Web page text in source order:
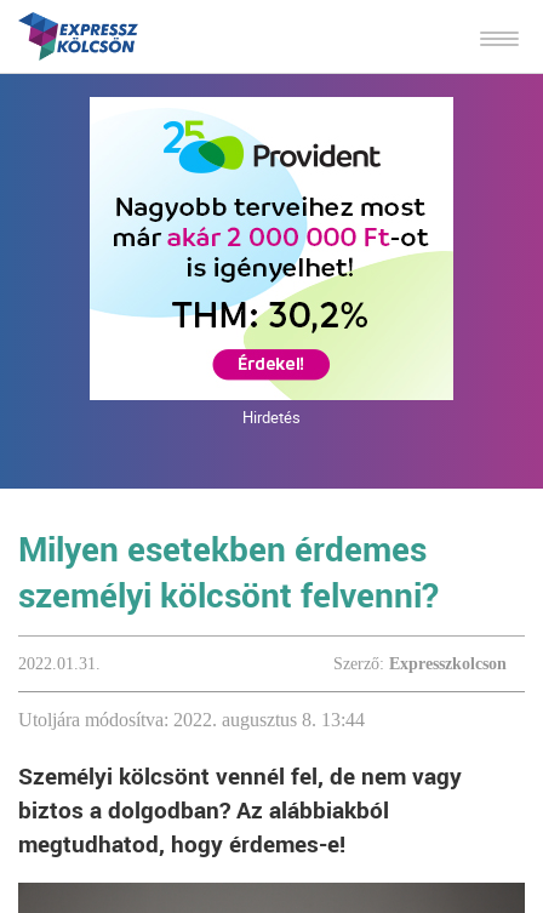
Hirdetés
Milyen esetekben érdemes
személyi kölcsönt felvenni?
2022.01.31. Szerző: Expresszkolcson
Utoljára módosítva: 2022. augusztus 8. 13:44
Személyi kölcsönt vennél fel, de nem vagy
biztos a dolgodban? Az alábbiakból
megtudhatod, hogy érdemes-e!